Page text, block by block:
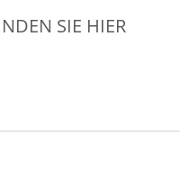
SIE HIER